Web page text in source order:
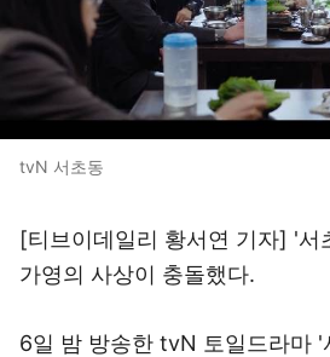
tvN 서초동
[티브이데일리 황서연 기자] '서
가영의 사상이 충돌했다.
6일 밤 방송한 tvN 토일드라마 '